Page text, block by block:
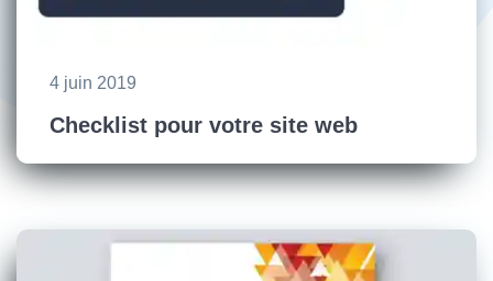
4 juin 2019
Checklist pour votre site web